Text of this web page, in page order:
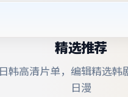
精选推荐
韩高清片单，编辑精选韩
日漫